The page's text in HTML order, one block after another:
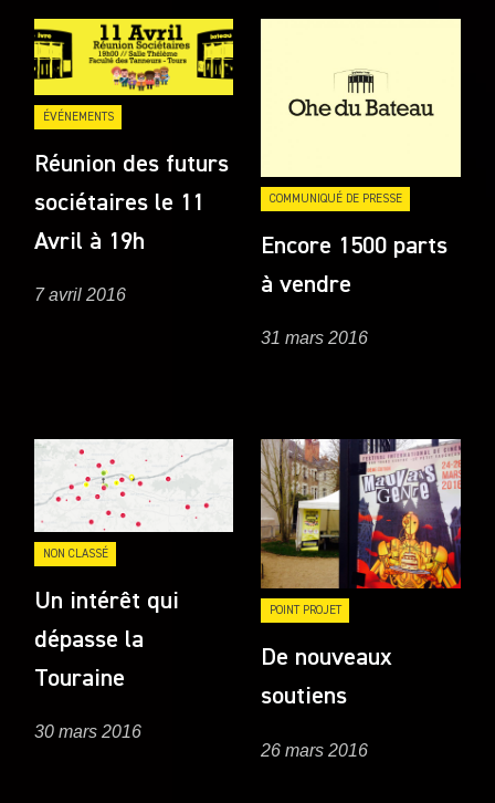
ÉVÉNEMENTS
Réunion des futurs
sociétaires le 11
Avril à 19h
7 avril 2016
COMMUNIQUÉ DE PRESSE
Encore 1500 parts
à vendre
31 mars 2016
NON CLASSÉ
Un intérêt qui
dépasse la
Touraine
30 mars 2016
POINT PROJET
De nouveaux
soutiens
26 mars 2016